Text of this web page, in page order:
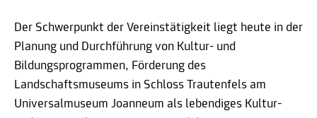
Der Schwerpunkt der Vereinstätigkeit liegt heute in der
Planung und Durchführung von Kultur- und
Bildungsprogrammen, Förderung des
Landschaftsmuseums in Schloss Trautenfels am
Universalmuseum Joanneum als lebendiges Kultur-